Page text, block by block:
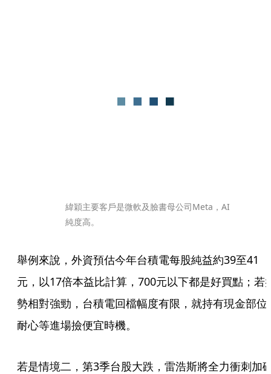
緯穎主要客戶是微軟及臉書母公司Meta，AI
純度高。
舉例來說，外資預估今年台積電每股純益約39至41
元，以17倍本益比計算，700元以下都是好買點；若
勢相對強勁，台積電回檔幅度有限，就持有現金部位
耐心等進場撿便宜時機。
若是情境二，第3季台股大跌，雷浩斯將全力衝刺加